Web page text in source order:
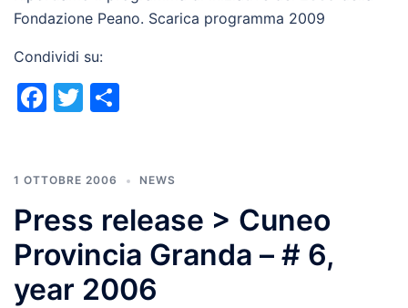
Fondazione Peano. Scarica programma 2009
Condividi su:
Facebook
Twitter
1 OTTOBRE 2006 NEWS
Press release > Cuneo
Provincia Granda – # 6,
year 2006